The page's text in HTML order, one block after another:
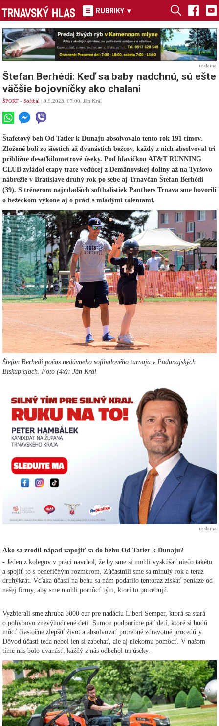
RUBRIKY ▾
reklama
Štefan Berhédi: Keď sa baby nadchnú, sú ešte
väčšie bojovníčky ako chalani
ŠPORT - Softbal | 9.9.2023, 07.00, Ján Král
Štafetový beh Od Tatier k Dunaju absolvovalo tento rok 191 tímov.
Zložené boli zo šiestich až dvanástich bežcov, každý z nich absolvoval tri
približne desaťkilometrové úseky. Pod hlavičkou AT&T RUNNING
CLUB zvládol etapy trate vedúcej z Demänovskej doliny až na Tyršovo
nábrežie v Bratislave druhý rok po sebe aj Trnavčan Štefan Berhédi
(39). S trénerom najmladších softbalistiek Panthers Trnava sme hovorili
o bežeckom výkone aj o práci s mladými talentami.
Štefan Berhedi počas nedávneho softbalového turnaja v Podunajských
Biskupiciach. Foto (4x): Ján Král
reklama
Ako sa zrodil nápad zapojiť sa do behu Od Tatier k Dunaju?
- Jeden z kolegov v práci navrhol, že by sme si mohli vyskúšať niečo takéto
a spojiť to s benefičným rozmerom. Zúčastnili sme sa minulý rok a teraz
druhýkrát. Vďaka účasti na behu sa nám podarilo tentoraz získať peniaze od
našej firmy, aby sme mohli pomôcť tým, ktorí to potrebujú.
Vyzbierali sme zhruba 5000 eur pre nadáciu Liberi Semper, ktorá sa stará
o pohybovo znevýhodnené deti. Sumou podporíme päť detí, ktoré si budú
môcť čiastočne zlepšiť život a absolvovať potrebné zdravotné procedúry.
Dôvod účasti teda nebol len si zabehať, ale aj niekomu pomôcť. V našom
tíme nás bolo dvanásť, každý z nás odbehol tri úseky.